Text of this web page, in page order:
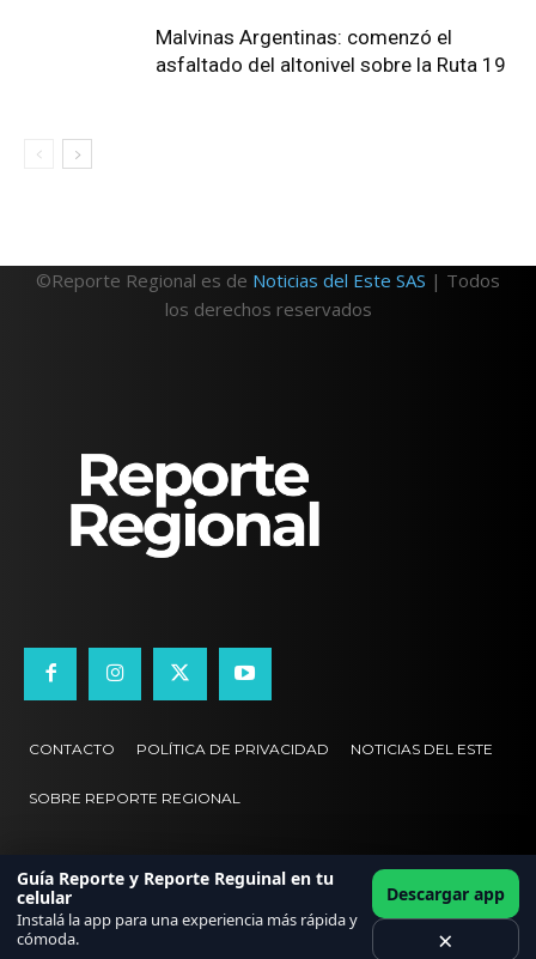
Malvinas Argentinas: comenzó el
asfaltado del altonivel sobre la Ruta 19
©Reporte Regional es de Noticias del Este SAS | Todos
los derechos reservados
CONTACTO POLÍTICA DE PRIVACIDAD NOTICIAS DEL ESTE
SOBRE REPORTE REGIONAL
Guía Reporte y Reporte Reguinal en tu
celular
Instalá la app para una experiencia más rápida y
cómoda.
Descargar app
×